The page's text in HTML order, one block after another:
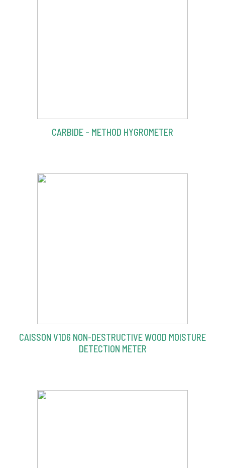
CARBIDE – METHOD HYGROMETER
CAISSON V1D6 NON-DESTRUCTIVE WOOD MOISTURE
DETECTION METER